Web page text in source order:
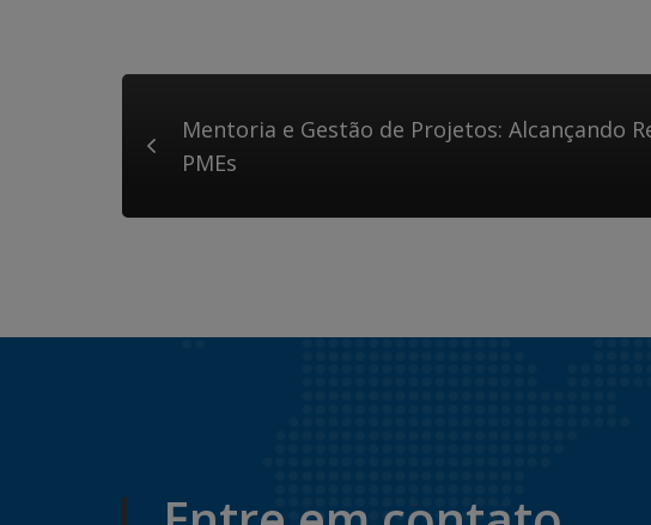
Mentoria e Gestão de Projetos: Alcançando
PMEs